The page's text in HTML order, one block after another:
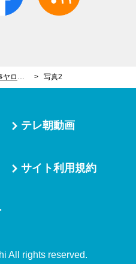
【『家事ヤロウ!!!』レシピ】茹でない激うまパスタ、その名も「暗殺者のパスタ」 麺が旨みを直接吸収！ 写真2
テレ朝動画
サイト利用規約
All rights reserved.